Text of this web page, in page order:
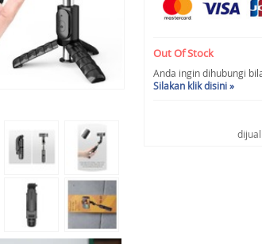
Out Of Stock
Anda ingin dihubungi
Silakan klik disini »